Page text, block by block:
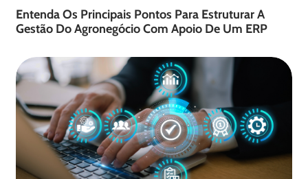
Entenda Os Principais Pontos Para Estruturar A
Gestão Do Agronegócio Com Apoio De Um ERP